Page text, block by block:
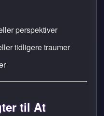
perspektiver
tidligere traumer
til At